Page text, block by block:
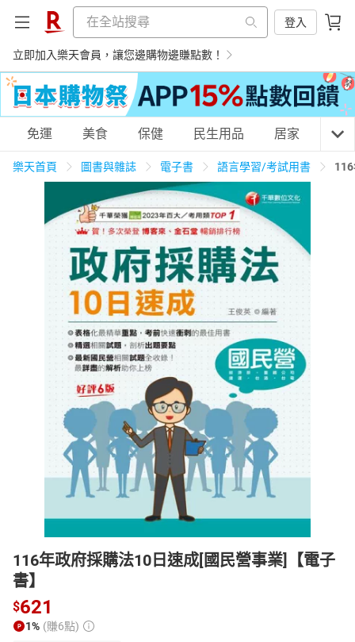
登入
立即加入樂天會員，讓您邊購物邊賺點數！
購物網分類
天天免運 美食蛋糕 養生保健
居家生活 3C家電 運動休閒 親子玩具
男裝 化妝保養 情趣用品
日本購物 電子/紙本書
HOT
免運 美食 保健 民生用品 居家 3C
樂天首頁 圖書與雜誌 電子書 語言學習/考試用書
116年政府採購法10日速成[國民營事業]【電子
書】
$621
1% (賺6點)